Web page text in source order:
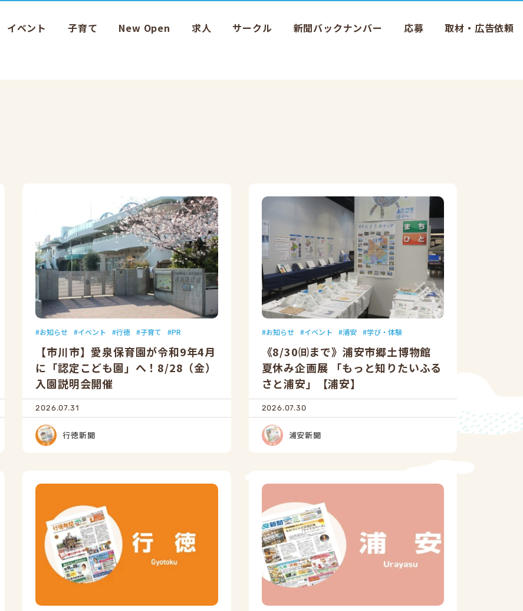
イベント 子育て New Open 求人 サークル 新聞バックナンバー 応募 取材・広告依頼
お知らせ イベント 行徳 子育て PR
【市川市】愛泉保育園が令和9年4月
に「認定こども園」へ！8/28（金）
入園説明会開催
2026.07.31
行徳新聞
お知らせ イベント 浦安 学び・体験
《8/30㈰まで》浦安市郷土博物館
夏休み企画展 「もっと知りたいふる
さと浦安」【浦安】
2026.07.30
浦安新聞